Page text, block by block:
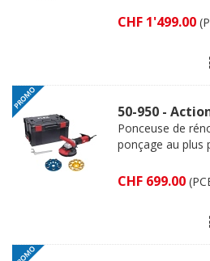
CHF 1'499.00
50-950 -
Ponceuse de
ponçage au plus
CHF 699.00